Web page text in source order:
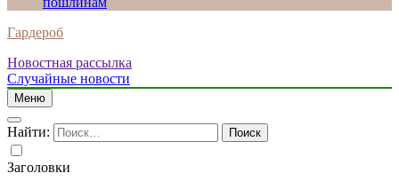
Гардероб
Новостная рассылка
Случайные новости
Меню
Найти:
Заголовки